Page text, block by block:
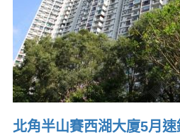
北角半山賽西湖大廈5月